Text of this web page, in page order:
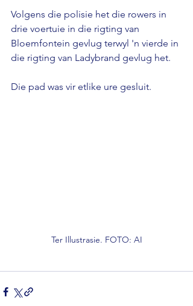
Volgens die polisie het die rowers in
drie voertuie in die rigting van
Bloemfontein gevlug terwyl 'n vierde in
die rigting van Ladybrand gevlug het.
Die pad was vir etlike ure gesluit.
Ter Illustrasie. FOTO: AI